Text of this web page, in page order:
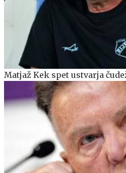
Matjaž Kek spet ustvarja